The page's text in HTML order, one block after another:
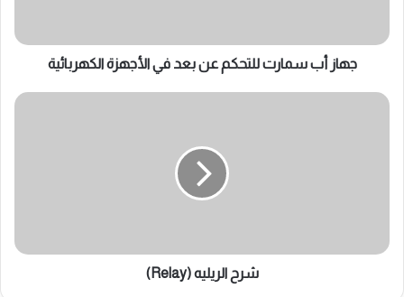
الكهربائية
جهاز أب سمارت للتحكم عن بعد في الأجهزة الكهربائية
شرح
شرح الريليه (Relay)